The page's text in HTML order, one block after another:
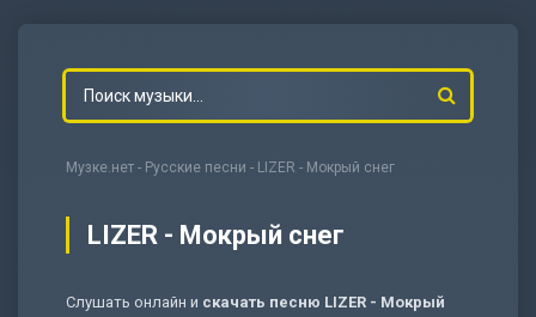
Музке.нет - Русские песни - LIZER - Мокрый снег
LIZER - Мокрый снег
Слушать онлайн и скачать песню LIZER - Мокрый